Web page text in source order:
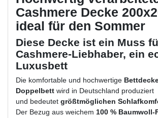
Cashmere Decke
ideal für den Sommer
Diese Decke ist ein Muss
Cashmere-Liebhaber, ein
Luxusbett
Die komfortable und hochwertige
Doppelbett wird in Deutschland produziert
und bedeutet größtmöglichen
Der Bezug aus weichem 100 %